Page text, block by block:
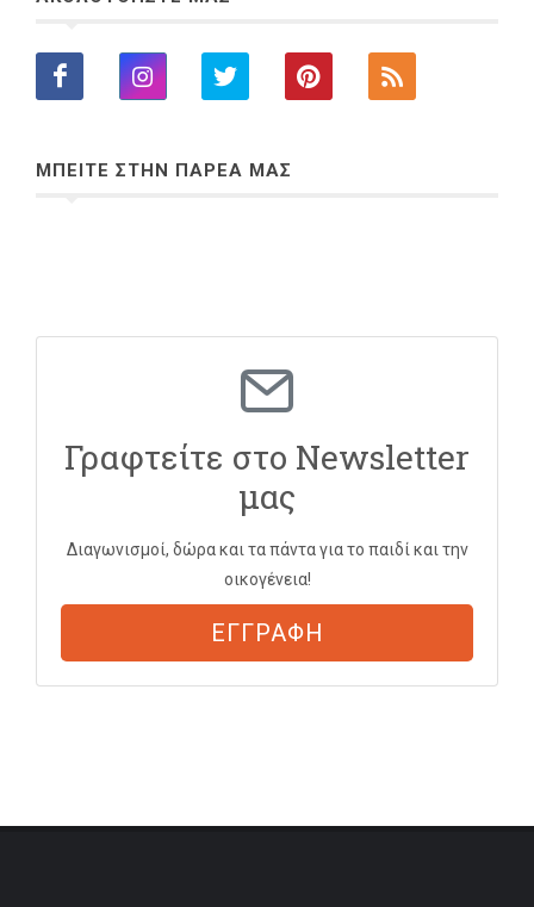
ΜΠΕΙΤΕ ΣΤΗΝ ΠΑΡΕΑ ΜΑΣ
Γραφτείτε στο Newsletter
μας
Διαγωνισμοί, δώρα και τα πάντα για το παιδί και την
οικογένεια!
ΕΓΓΡΑΦΗ